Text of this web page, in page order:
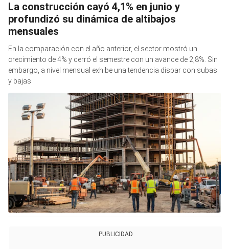
La construcción cayó 4,1% en junio y
profundizó su dinámica de altibajos
mensuales
En la comparación con el año anterior, el sector mostró un
crecimiento de 4% y cerró el semestre con un avance de 2,8%. Sin
embargo, a nivel mensual exhibe una tendencia dispar con subas
y bajas
PUBLICIDAD